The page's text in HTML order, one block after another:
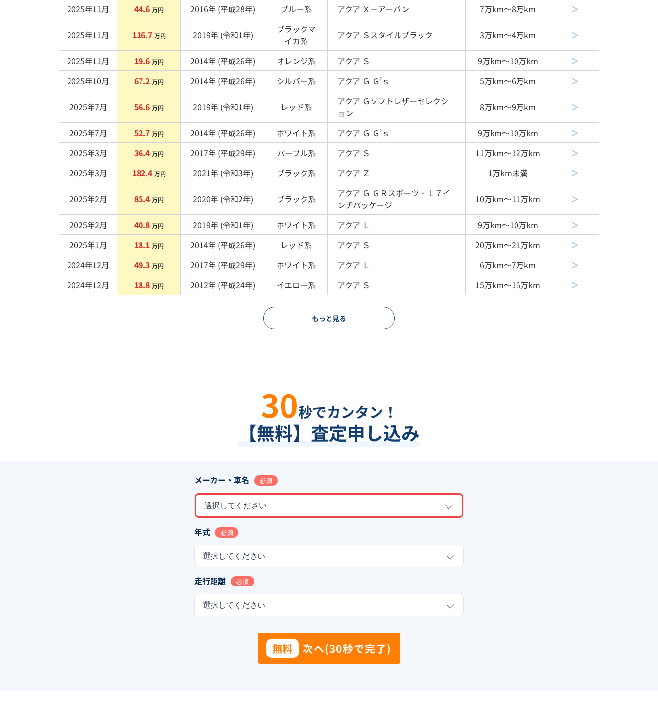
2025年11月
44.6 万円 2016年 (平成28年) ブルー系 アクア Ｘ－アーバン 7万km〜8万km ＞
2025年11月 116.7 万円 2019年 (令和1年)
ブラックマ
イカ系 アクア Ｓスタイルブラック 3万km〜4万km ＞
2025年11月 19.6 万円 2014年 (平成26年) オレンジ系 アクア Ｓ 9万km〜10万km
＞
2025年10月
67.2 万円 2014年 (平成26年) シルバー系 アクア Ｇ Ｇ’ｓ 5万km〜6万km ＞
2025年7月 56.6 万円 2019年 (令和1年) レッド系 アクア Ｇソフトレザーセレクシ
ョン
8万km〜9万km ＞
2025年7月 52.7 万円 2014年 (平成26年) ホワイト系 アクア Ｇ Ｇ’ｓ 9万km〜10万km
＞
2025年3月
36.4 万円 2017年 (平成29年) パープル系 アクア Ｓ 11万km〜12万km
＞
2025年3月
182.4 万円 2021年 (令和3年) ブラック系 アクア Ｚ 1万km未満 ＞
2025年2月 85.4 万円 2020年 (令和2年) ブラック系 アクア Ｇ ＧＲスポーツ・１７イ
ンチパッケージ
10万km〜11万km ＞
2025年2月 40.8 万円 2019年 (令和1年) ホワイト系 アクア Ｌ 9万km〜10万km
＞
2025年1月
18.1 万円 2014年 (平成26年) レッド系 アクア Ｓ 20万km〜21万km
＞
2024年12月
49.3 万円 2017年 (平成29年) ホワイト系 アクア Ｌ 6万km〜7万km
＞
2024年12月
18.8 万円 2012年 (平成24年) イエロー系 アクア Ｓ 15万km〜16万km ＞
もっと見る
30秒でカンタン！
【無料】査定申し込み
メーカー・車名 必須
選択してください
年式 必須
選択してください
走行距離 必須
選択してください
無料 次へ(30秒で完了)